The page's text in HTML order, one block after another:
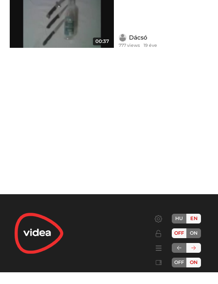
00:37
Dácsó
777 views 19 éve
HU EN
OFF ON
OFF ON